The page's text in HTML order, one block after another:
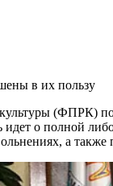
в их пользу
(ФПРК)
о полной
а